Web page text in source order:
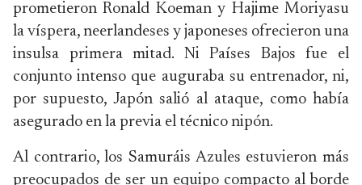
prometieron Ronald Koeman y Hajime Moriyasu
la víspera, neerlandeses y japoneses ofrecieron una
insulsa primera mitad. Ni Países Bajos fue el
conjunto intenso que auguraba su entrenador, ni,
por supuesto, Japón salió al ataque, como había
asegurado en la previa el técnico nipón.
Al contrario, los Samuráis Azules estuvieron más
preocupados de ser un equipo compacto al borde